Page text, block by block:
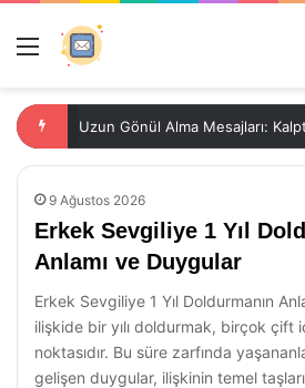
Menü
9 Ağustos 2026
Erkek Sevgiliye 1 Yıl
Anlamı ve Duygular
Erkek Sevgiliye 1 Yıl Doldurmanın
ilişkide bir yılı doldurmak, birçok çift
noktasıdır. Bu süre zarfında
gelişen duygular, ilişkinin temel